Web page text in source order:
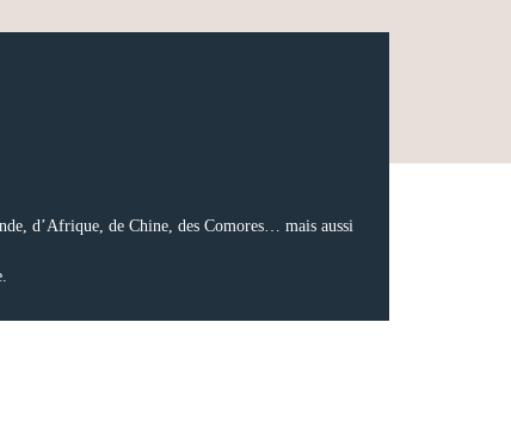
d’Afrique, de Chine, des Comores… mais aussi